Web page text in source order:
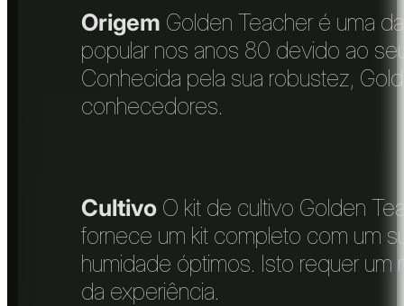
Origem Golden Teacher é uma
popular nos anos 80 devido ao
Conhecida pela sua robustez,
conhecedores.
Cultivo O kit de cultivo Golden
fornece um kit completo com um
humidade óptimos. Isto requer
da experiência.